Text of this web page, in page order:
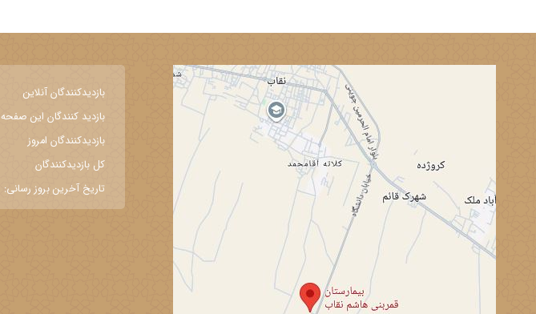
بازديدکنندگان آنلاين
بازديد کنندگان اين صفحه
بازديدکنندگان امروز
کل بازديدکنندگان
تاریخ آخرین بروز رسانی: